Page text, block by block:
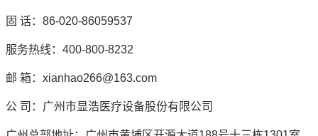
固 话：86-020-86059537
服务热线：400-800-8232
邮 箱：xianhao266@163.com
公 司：广州市显浩医疗设备股份有限公司